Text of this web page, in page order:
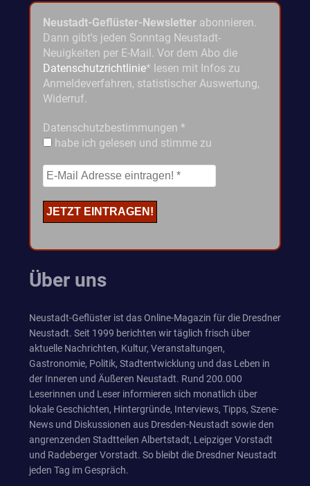
Neustadt-Geflüster-Newsletter abonnieren.
Dann gibt's jeden Sonntag Neustadt-
Neuigkeiten per E-Mail. Vor dem Abo die
Datenschutzrichtlinie* lesen mit Infos zu
Anmeldeverfahren, statistischer Auswertung,
Widerruf.
Datenschutzbestimmungen *
habe ich gelesen und stimme zu
Über uns
Neustadt-Geflüster ist das Online-Magazin für die Dresdner
Neustadt. Seit 1999 berichten wir täglich frisch über
aktuelle Nachrichten, Kultur, Veranstaltungen,
Gastronomie, Politik, Stadtentwicklung und das Leben in
der Inneren und Äußeren Neustadt. Rund 200.000
Leserinnen und Leser informieren sich monatlich über
lokale Geschichten, Hintergründe, Interviews, Tipps, Szene-
News und Diskussionen aus Dresden-Neustadt sowie den
angrenzenden Stadtteilen Albertstadt, Leipziger Vorstadt
und Radeberger Vorstadt. So bleibt die Dresdner Neustadt
jeden Tag im Gespräch.